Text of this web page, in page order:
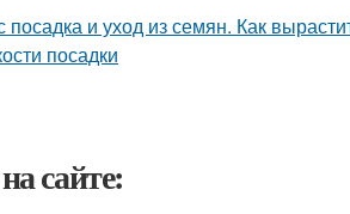
сайте: